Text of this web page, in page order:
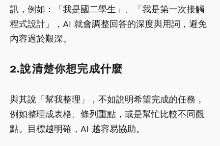
訊，例如：「我是國二學生」、「我是第一次接觸
程式設計」，AI 就會調整回答的深度與用詞，避免
內容過於艱深。
2.說清楚你想完成什麼
與其說「幫我整理」，不如說明希望完成的任務，
例如整理成表格、條列重點，或是幫忙比較不同觀
點。目標越明確，AI 越容易協助。